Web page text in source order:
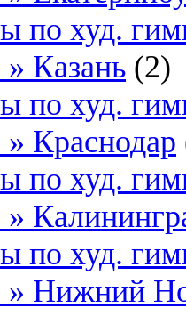
по худ.
» Казань (2)
по худ.
» Краснодар
по худ.
»
по худ.
» Нижний